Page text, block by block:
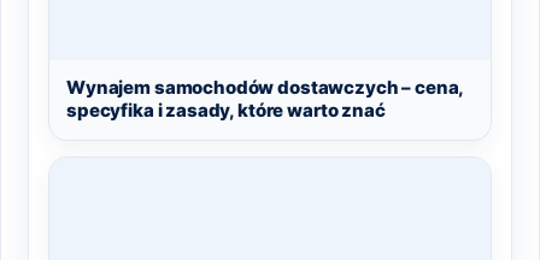
Wynajem samochodów dostawczych – cena,
specyfika i zasady, które warto znać